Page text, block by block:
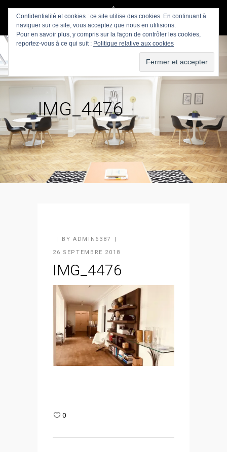
IMG_4476
BY ADMIN6387
26 SEPTEMBRE 2018
IMG_4476
0
Confidentialité et cookies : ce site utilise des cookies. En continuant à
naviguer sur ce site, vous acceptez que nous en utilisions.
Pour en savoir plus, y compris sur la façon de contrôler les cookies,
reportez-vous à ce qui suit : Politique relative aux cookies